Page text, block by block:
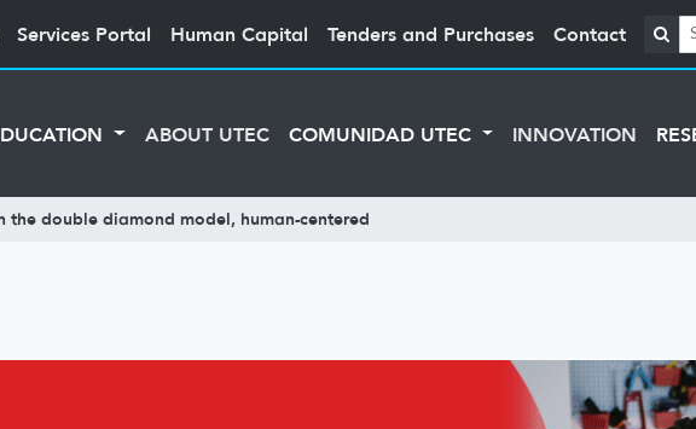
Services Portal Human Capital Tenders and Purchases Contact
ABOUT UTEC COMUNIDAD UTEC INNOVATION
the double diamond model, human-centered